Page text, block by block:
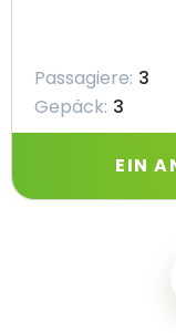
Passagiere: 3
Gepäck: 3
EIN